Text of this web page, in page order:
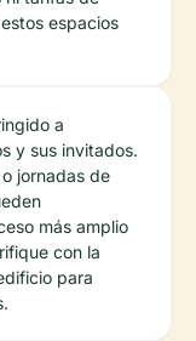
espacios
a
y sus invitados.
jornadas de
más amplio
con la
para